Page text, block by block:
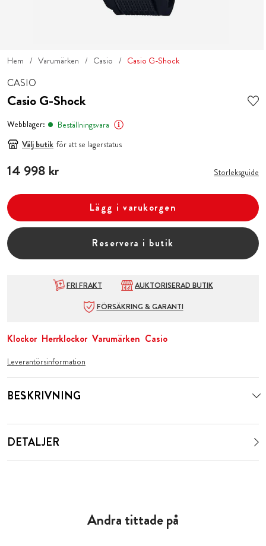
Hem Varumärken Casio Casio G-Shock
CASIO
Casio G-Shock
Webblager:
Beställningsvara
Välj butik för att se lagerstatus
Pris :14 998 kr
14 998 kr Storleksguide
Lägg i varukorgen
Reservera i butik
FRI FRAKT
AUKTORISERAD BUTIK
FÖRSÄKRING & GARANTI
Klockor Herrklockor Varumärken Casio
Leverantörsinformation
BESKRIVNING
DETALJER
Andra tittade på